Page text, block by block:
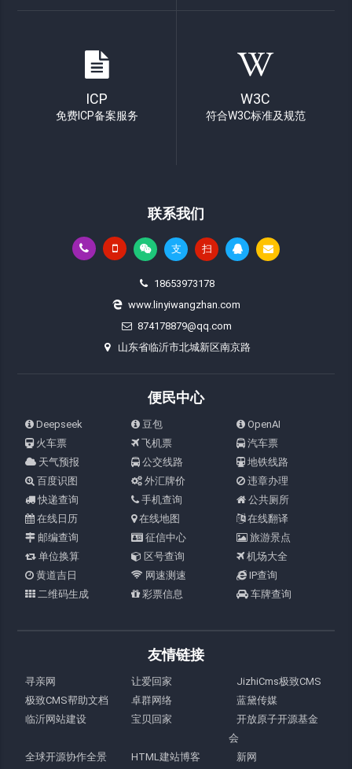
ICP
免费ICP备案服务
W3C
符合W3C标准及规范
联系我们
支 扫
18653973178
www.linyiwangzhan.com
874178879@qq.com
山东省临沂市北城新区南京路
便民中心
Deepseek 豆包
OpenAI
火车票
飞机票
汽车票
天气预报
公交线路
地铁线路
百度识图
外汇牌价
违章办理
快递查询
手机查询
公共厕所
在线日历
在线地图
在线翻译
邮编查询
征信中心
旅游景点
单位换算
区号查询
机场大全
黄道吉日
网速测速
IP查询
二维码生成
彩票信息 车牌查询
友情链接
寻亲网 让爱回家
JizhiCms极致CMS
极致CMS帮助文档
卓群网络
蓝黛传媒
临沂网站建设
宝贝回家
开放原子开源基金
会
全球开源协作全景
HTML建站博客
新网